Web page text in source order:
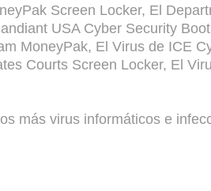
Screen Locker, El
USA Cyber Security
MoneyPak, El Virus de ICE
Courts Screen Locker, El
más virus informáticos e